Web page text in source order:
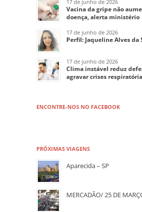
17 de junho de 2026
Vacina da gripe não
doença, alerta ministério
17 de junho de 2026
Perfil: Jaqueline Alves da
17 de junho de 2026
Clima instável reduz
agravar crises
ENCONTRE-NOS NO FACEBOOK
PRÓXIMAS VIAGENS
Aparecida – SP
MERCADÃO/ 25 DE